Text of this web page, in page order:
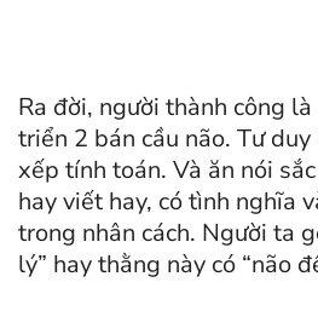
Ra đời, người thành công
triển 2 bán cầu não. Tư
xếp tính toán. Và ăn nói
hay viết hay, có tình nghĩa
trong nhân cách. Người ta
lý” hay thằng này có “não